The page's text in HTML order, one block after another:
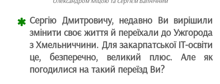
Сергію Дмитровичу, недавно Ви вирішили
змінити своє життя й переїхали до Ужгорода
з Хмельниччини. Для закарпатської IT-освіти
це, безперечно, великий плюс. Але як
погодилися на такий переїзд Ви?